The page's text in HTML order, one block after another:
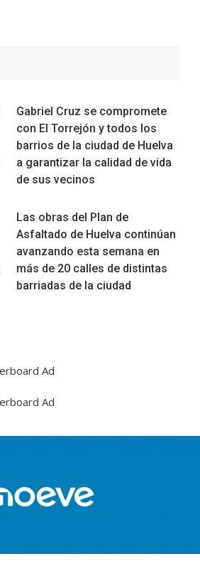
Gabriel Cruz se compromete
con El Torrejón y todos los
barrios de la ciudad de Huelva
a garantizar la calidad de vida
de sus vecinos
Las obras del Plan de
Asfaltado de Huelva continúan
avanzando esta semana en
más de 20 calles de distintas
barriadas de la ciudad